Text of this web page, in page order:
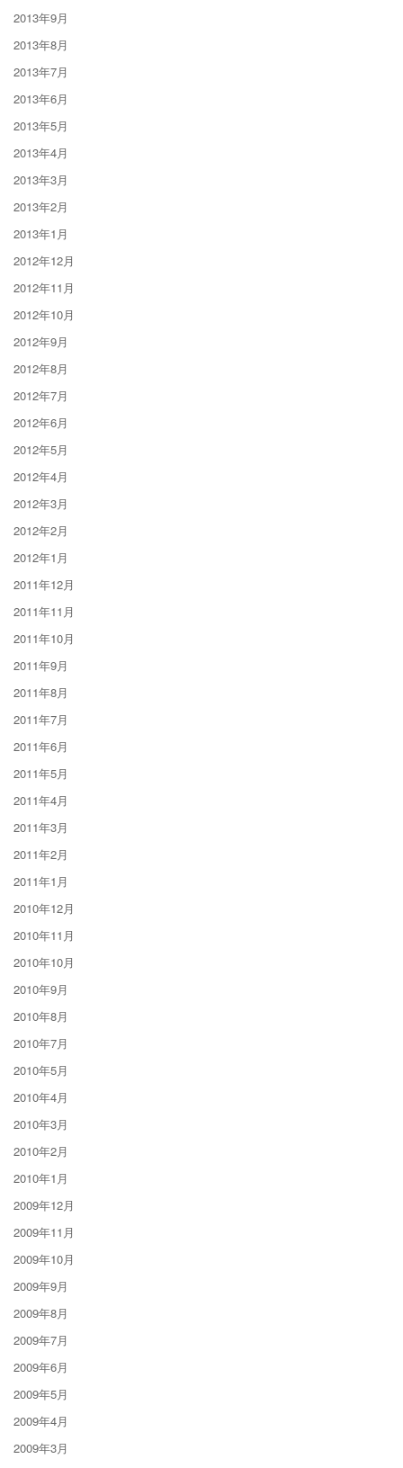
2013年9月
2013年8月
2013年7月
2013年6月
2013年5月
2013年4月
2013年3月
2013年2月
2013年1月
2012年12月
2012年11月
2012年10月
2012年9月
2012年8月
2012年7月
2012年6月
2012年5月
2012年4月
2012年3月
2012年2月
2012年1月
2011年12月
2011年11月
2011年10月
2011年9月
2011年8月
2011年7月
2011年6月
2011年5月
2011年4月
2011年3月
2011年2月
2011年1月
2010年12月
2010年11月
2010年10月
2010年9月
2010年8月
2010年7月
2010年5月
2010年4月
2010年3月
2010年2月
2010年1月
2009年12月
2009年11月
2009年10月
2009年9月
2009年8月
2009年7月
2009年6月
2009年5月
2009年4月
2009年3月